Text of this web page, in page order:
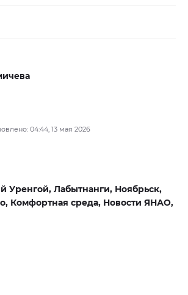
04:44, 13 мая 2026
Уренгой, Лабытнанги, Ноябрьск,
Комфортная среда, Новости ЯНАО,